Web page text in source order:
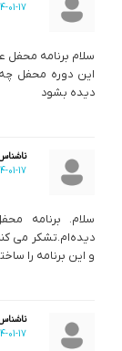
1404-01-17
سلام برنامه محفل
این دوره محفل
دیده بشود
1404-01-17
سلام. برنامه
دیده‌ام.تشکر می
و این برنامه را
1404-01-17